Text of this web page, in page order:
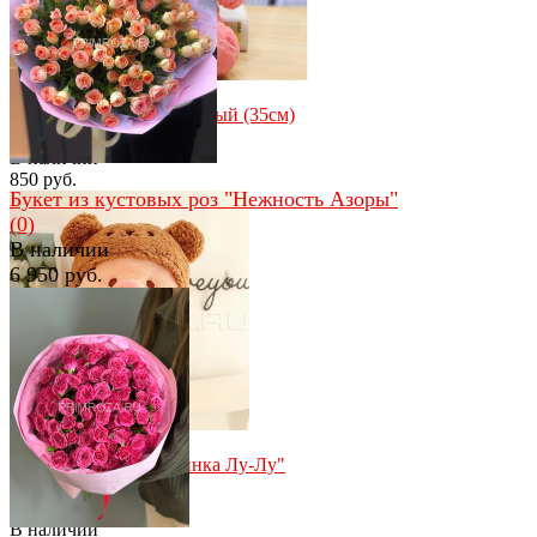
избранное сравнить
Мишутка с бантом розовый (35см)
(0)
В наличии
850 руб.
Мягкая игрушка "Свинка Лу-Лу"
В наличии
избранное сравнить
избранное сравнить
Букет из кустовых роз "Нежность Азоры"
(0)
В наличии
6 950 руб.